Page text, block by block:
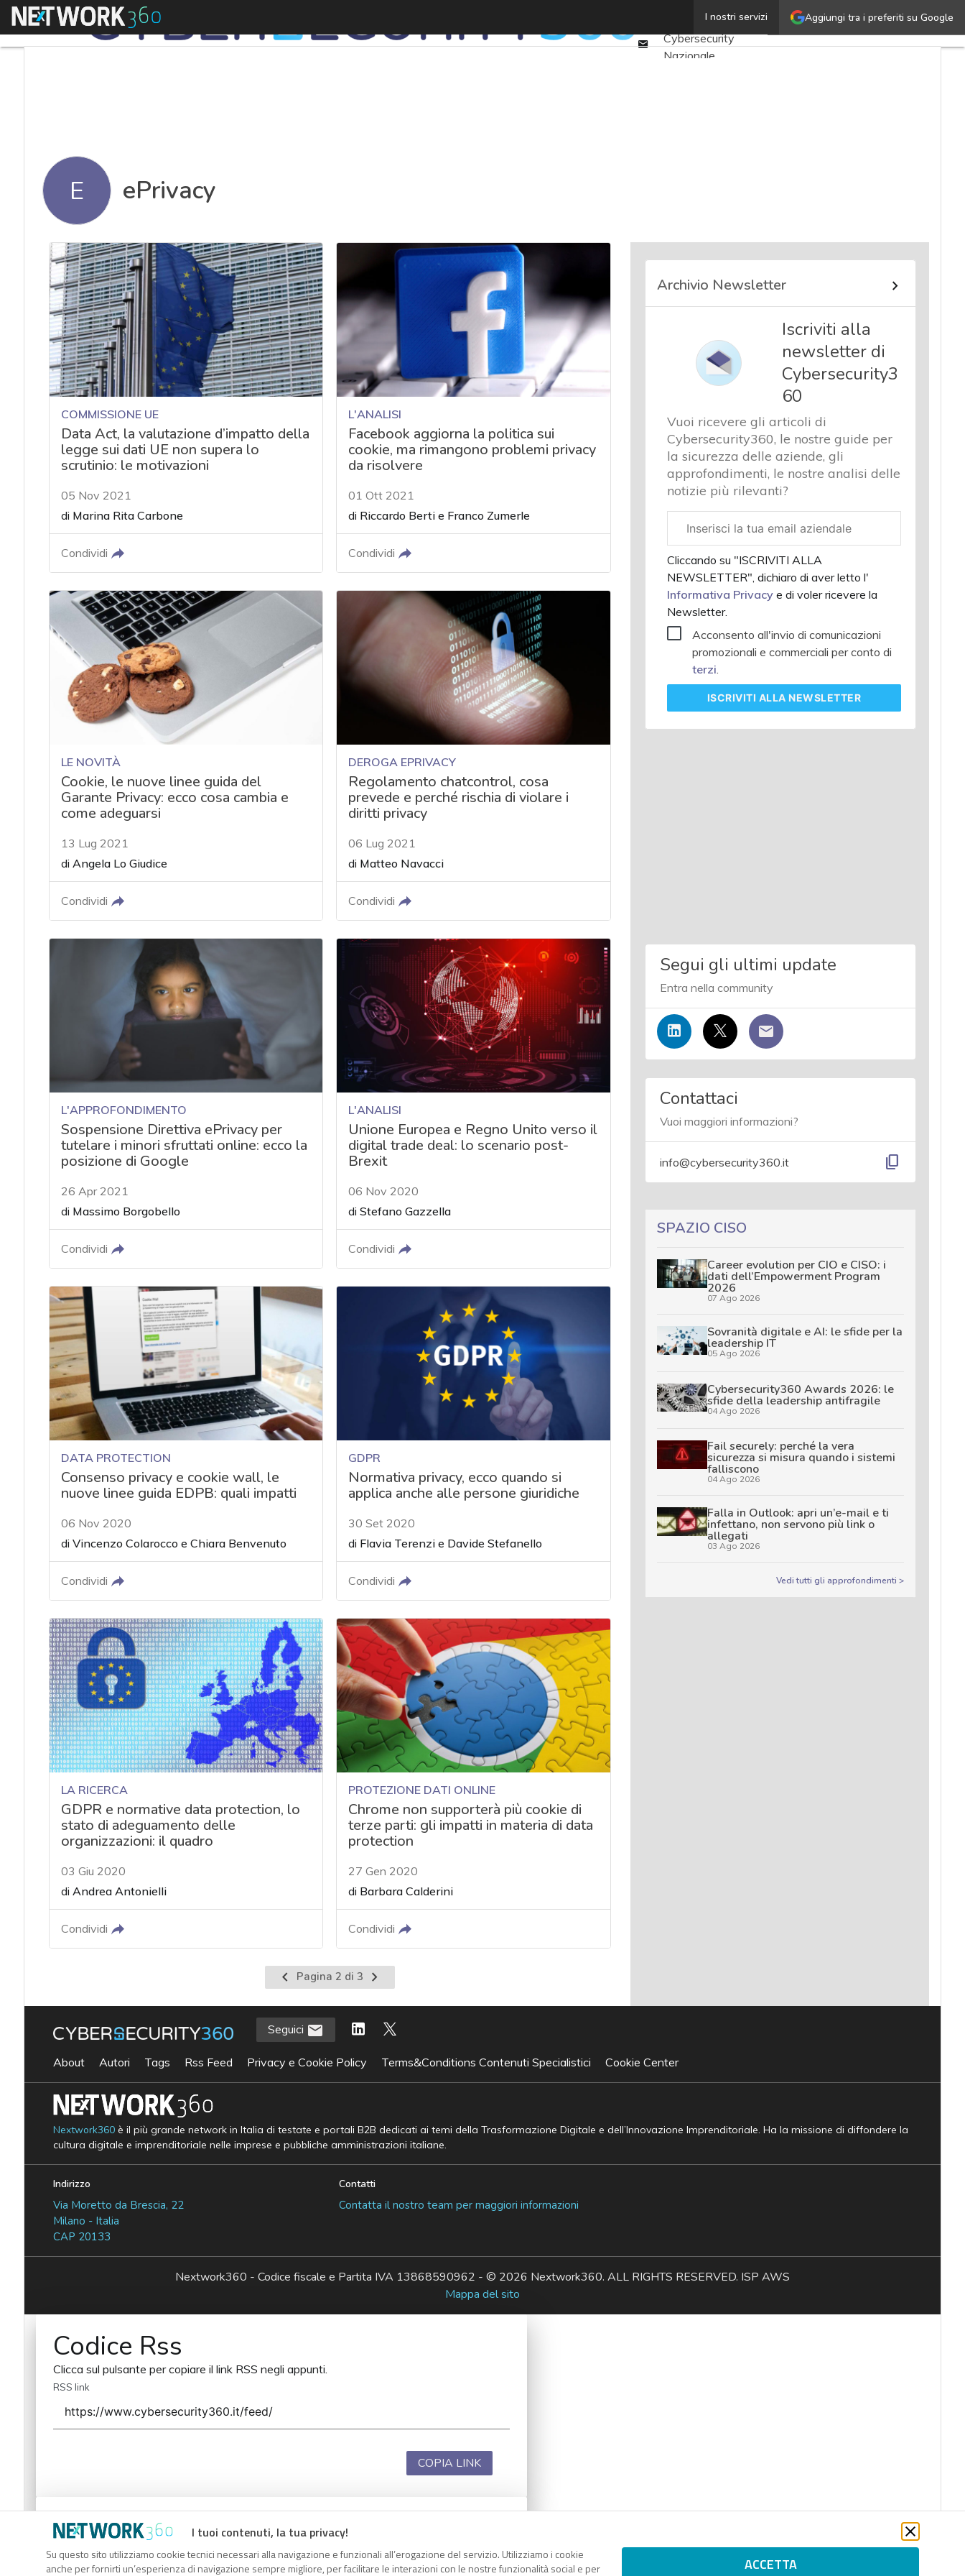
Aggiungi tra i preferiti su Google
I nostri servizi
Menu
Email
Ultimi articoli
Cybersecurity
Nazionale
Corsi cybersecurity
Chi siamo
E ePrivacy
COMMISSIONE UE
Data Act, la valutazione d’impatto della
legge sui dati UE non supera lo
scrutinio: le motivazioni
05 Nov 2021
di Marina Rita Carbone
Condividi
L'ANALISI
Facebook aggiorna la politica sui
cookie, ma rimangono problemi privacy
da risolvere
01 Ott 2021
di Riccardo Berti e Franco Zumerle
Condividi
LE NOVITÀ
Cookie, le nuove linee guida del
Garante Privacy: ecco cosa cambia e
come adeguarsi
13 Lug 2021
di Angela Lo Giudice
Condividi
DEROGA EPRIVACY
Regolamento chatcontrol, cosa
prevede e perché rischia di violare i
diritti privacy
06 Lug 2021
di Matteo Navacci
Condividi
L'APPROFONDIMENTO
Sospensione Direttiva ePrivacy per
tutelare i minori sfruttati online: ecco la
posizione di Google
26 Apr 2021
di Massimo Borgobello
Condividi
L'ANALISI
Unione Europea e Regno Unito verso il
digital trade deal: lo scenario post-
Brexit
06 Nov 2020
diStefano Gazzella
Condividi
DATA PROTECTION
Consenso privacy e cookie wall, le
nuove linee guida EDPB: quali impatti
06 Nov 2020
di Vincenzo Colarocco e Chiara Benvenuto
Condividi
GDPR
Normativa privacy, ecco quando si
applica anche alle persone giuridiche
30 Set 2020
di Flavia Terenzi e Davide Stefanello
Condividi
LA RICERCA
GDPR e normative data protection, lo
stato di adeguamento delle
organizzazioni: il quadro
03 Giu 2020
di Andrea Antonielli
Condividi
PROTEZIONE DATI ONLINE
Chrome non supporterà più cookie di
terze parti: gli impatti in materia di data
protection
27 Gen 2020
di Barbara Calderini
Condividi
Pagina
precedente
Pagina 2 di 3
Pagina
successiva
Archivio Newsletter
Iscriviti alla
newsletter di
Cybersecurity3
60
Vuoi ricevere gli articoli di
Cybersecurity360, le nostre guide per
la sicurezza delle aziende, gli
approfondimenti, le nostre analisi delle
notizie più rilevanti?
aziendale
Cliccando su "ISCRIVITI ALLA
NEWSLETTER", dichiaro di aver letto l'
Informativa Privacy e di voler ricevere la
Newsletter.
Acconsento all'invio di comunicazioni
promozionali e commerciali per conto di
terzi.
ISCRIVITI ALLA NEWSLETTER
Segui gli ultimi update
Entra nella community
Contattaci
Vuoi maggiori informazioni?
info@cybersecurity360.it content_copy
SPAZIO CISO
Career evolution per CIO e CISO: i
dati dell’Empowerment Program
2026
07 Ago 2026
Sovranità digitale e AI: le sfide per la
leadership IT
05 Ago 2026
Cybersecurity360 Awards 2026: le
sfide della leadership antifragile
04 Ago 2026
Fail securely: perché la vera
sicurezza si misura quando i sistemi
falliscono
04 Ago 2026
Falla in Outlook: apri un’e-mail e ti
infettano, non servono più link o
allegati
03 Ago 2026
Vedi tutti gli approfondimenti >
I tuoi contenuti, la tua privacy!
Su questo sito utilizziamo cookie tecnici necessari alla navigazione e funzionali all’erogazione del servizio. Utilizziamo i cookie
anche per fornirti un’esperienza di navigazione sempre migliore, per facilitare le interazioni con le nostre funzionalità social e per
ACCETTA
Seguici
About Autori Tags Rss Feed Privacy e Cookie Policy Terms&Conditions Contenuti Specialistici Cookie Center
Nextwork360è il più grande network in Italia di testate e portali B2B dedicati ai temi della Trasformazione Digitale e dell’Innovazione Imprenditoriale. Ha la missione di diffondere la
cultura digitale e imprenditoriale nelle imprese e pubbliche amministrazioni italiane.
Indirizzo
Via Moretto da Brescia, 22
Milano - Italia
CAP 20133
Contatti
Contatta il nostro team per maggiori informazioni
Nextwork360 - Codice fiscale e Partita IVA 13868590962 - © 2026 Nextwork360. ALL RIGHTS RESERVED. ISP AWS
Mappa del sito
Codice Rss
Clicca sul pulsante per copiare il link RSS negli appunti.
RSS link
COPIA LINK
Codice Rss
Clicca sul pulsante per copiare il link RSS negli appunti.
RSS link